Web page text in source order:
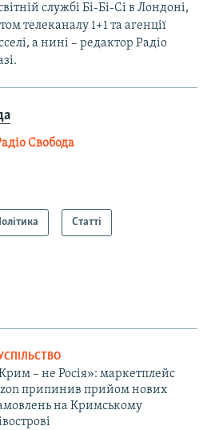
службі Бі-Бі-Сі в Лондоні,
телеканалу 1+1 та агенції
а нині – редактор Радіо
Свобода
Статті
– не Росія»: маркетплейс
припинив прийом нових
на Кримському